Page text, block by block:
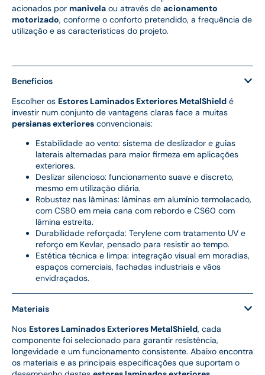
acionados por manivela ou através de acionamento
motorizado, conforme o conforto pretendido, a frequência de
utilização e as características do projeto.
Benefícios
Escolher os Estores Laminados Exteriores MetalShield é
investir num conjunto de vantagens claras face a muitas
persianas exteriores convencionais:
Estabilidade ao vento: sistema de deslizador e guias
laterais alternadas para maior firmeza em aplicações
exteriores.
Deslizar silencioso: funcionamento suave e discreto,
mesmo em utilização diária.
Robustez nas lâminas: lâminas em alumínio termolacado,
com CS80 em meia cana com rebordo e CS60 com
lâmina estreita.
Durabilidade reforçada: Terylene com tratamento UV e
reforço em Kevlar, pensado para resistir ao tempo.
Estética técnica e limpa: integração visual em moradias,
espaços comerciais, fachadas industriais e vãos
envidraçados.
Materiais
Nos Estores Laminados Exteriores MetalShield, cada
componente foi selecionado para garantir resistência,
longevidade e um funcionamento consistente. Abaixo encontra
os materiais e as principais especificações que suportam o